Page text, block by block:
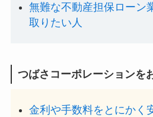
無難な不動産担保ローン
取りたい人
つばさコーポレーションを
金利や手数料をとにかく